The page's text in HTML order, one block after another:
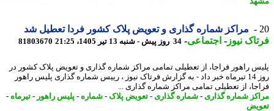
مراکز شماره گذاری و تعویض پلاک کشور فردا تعطیل شد
نیوز-اجتماعی-34 روز پیش - شنبه 13 تیر 1405، 21:25 81803670
راهور فراجا، از تعطیلی تمامی مراکز شماره گذاری و تعویض پلاک کشور در
روز 14 تیرماه خبر داد - به گزارش فرتاک نیوز ، رییس شماره گذاری پلیس راهور
از تعطیلی تمامی مراکز شماره گذاری ...
شماره گذاری- شماره گذاری- تعویض پلاک -شماره-پلیس راهور -تیرماه-